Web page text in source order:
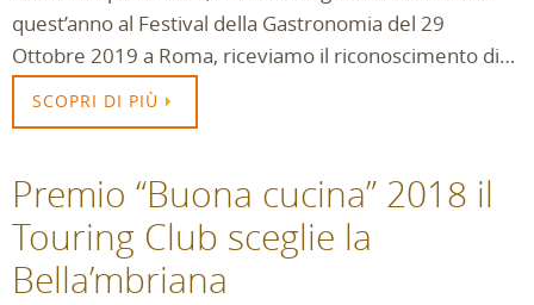
quest’anno al Festival della Gastronomia del 29
Ottobre 2019 a Roma, riceviamo il riconoscimento di…
SCOPRI DI PIÙ
Premio “Buona cucina” 2018 il
Touring Club sceglie la
Bella’mbriana